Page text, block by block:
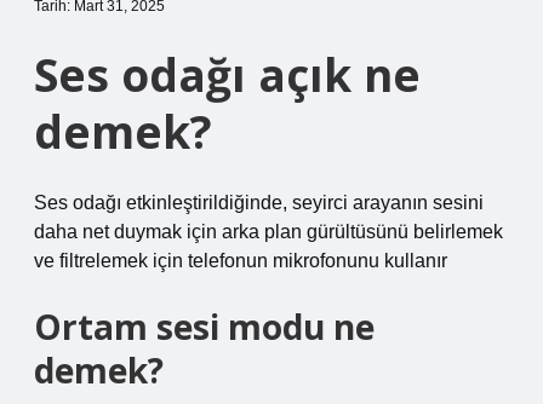
Tarih: Mart 31, 2025
Ses odağı açık ne
demek?
Ses odağı etkinleştirildiğinde, seyirci arayanın sesini
daha net duymak için arka plan gürültüsünü belirlemek
ve filtrelemek için telefonun mikrofonunu kullanır
Ortam sesi modu ne
demek?